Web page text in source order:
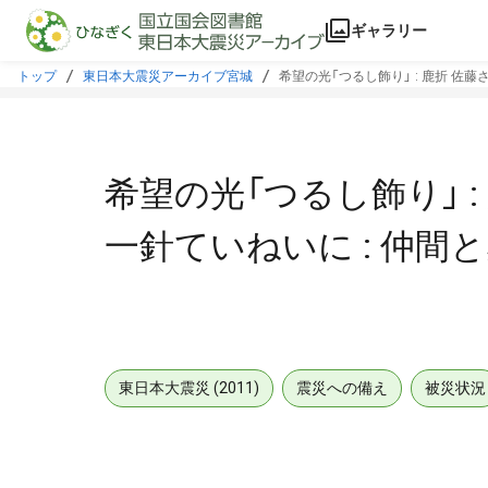
本文に飛ぶ
ギャラリー
トップ 東日本大震災アーカイブ宮城 希望の光「つるし飾り」 : 鹿折 佐
希望の光「つるし飾り
一針ていねいに : 仲間
東日本大震災 (2011) 震災への備え 被災状況